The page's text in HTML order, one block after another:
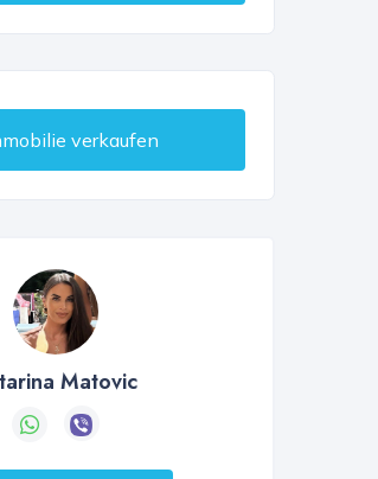
verkaufen
Matovic